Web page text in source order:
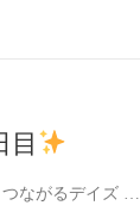
目
つながるデイズ …